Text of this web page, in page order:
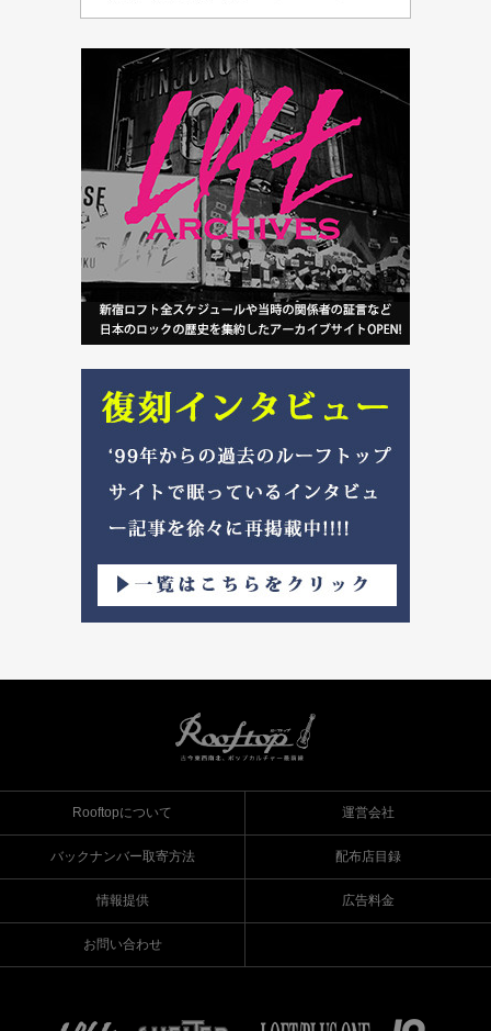
Rooftopについて 運営会社
バックナンバー取寄方法 配布店目録
情報提供 広告料金
お問い合わせ